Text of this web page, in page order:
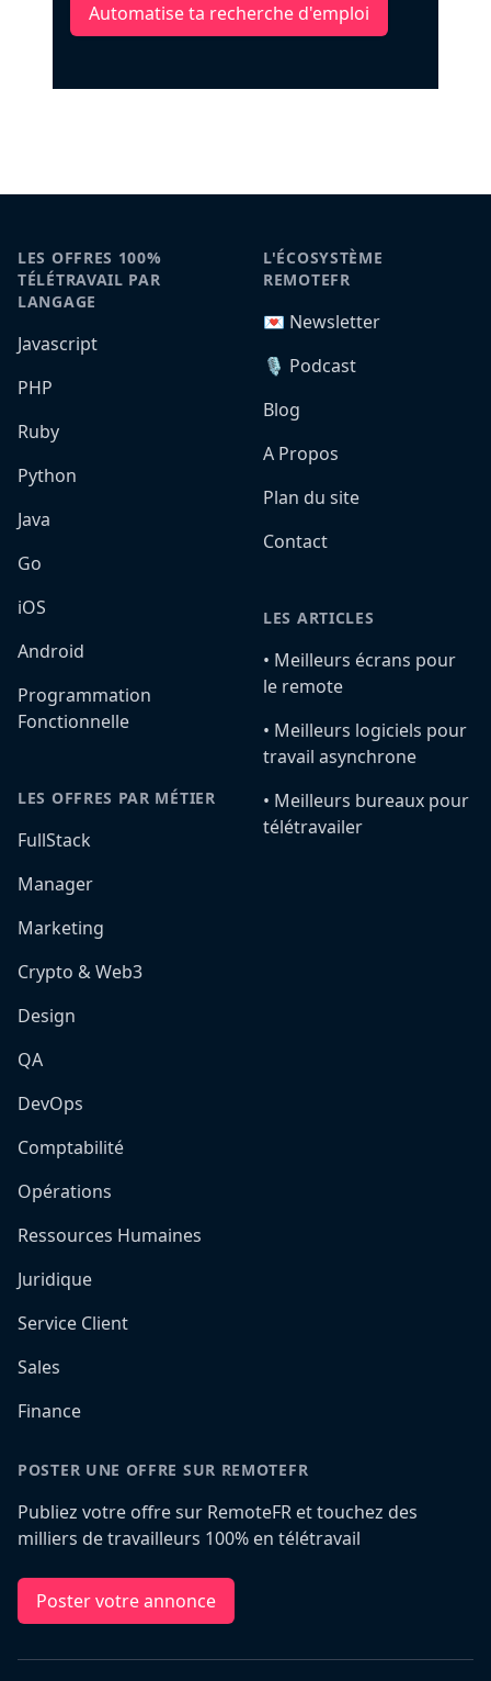
Automatise ta recherche d'emploi
LES OFFRES 100%
TÉLÉTRAVAIL PAR
LANGAGE
Javascript
PHP
Ruby
Python
Java
Go
iOS
Android
Programmation
Fonctionnelle
LES OFFRES PAR MÉTIER
FullStack
Manager
Marketing
Crypto & Web3
Design
QA
DevOps
Comptabilité
Opérations
Ressources Humaines
Juridique
Service Client
Sales
Finance
L'ÉCOSYSTÈME
REMOTEFR
💌 Newsletter
🎙️ Podcast
Blog
A Propos
Plan du site
Contact
LES ARTICLES
•️ Meilleurs écrans pour
le remote
•️ Meilleurs logiciels pour
travail asynchrone
•️ Meilleurs bureaux pour
télétravailer
POSTER UNE OFFRE SUR REMOTEFR
Publiez votre offre sur RemoteFR et touchez des
milliers de travailleurs 100% en télétravail
Poster votre annonce